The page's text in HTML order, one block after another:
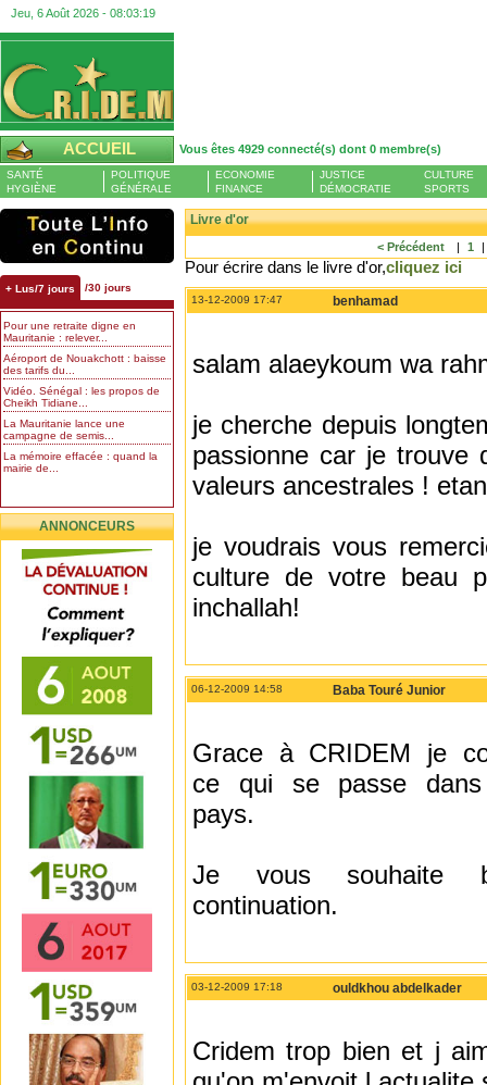
Jeu, 6 Août 2026 - 08:03:20
ACCUEIL Vous êtes 4929 connecté(s) dont 0 membre(s)
SANTÉ
HYGIÈNE
POLITIQUE
GÉNÉRALE
ECONOMIE
FINANCE
JUSTICE
DÉMOCRATIE
CULTURE
SPORTS
+ Lus/7 jours /30 jours
Pour une retraite digne en
Mauritanie : relever...
Aéroport de Nouakchott : baisse
des tarifs du...
Vidéo. Sénégal : les propos de
Cheikh Tidiane...
La Mauritanie lance une
campagne de semis...
La mémoire effacée : quand la
mairie de...
ANNONCEURS
Livre d'or
< Précédent | 1
Pour écrire dans le livre d'or,cliquez ici
13-12-2009 17:47 benhamad
salam alaeykoum wa
je cherche depuis
passionne car je trouve
valeurs ancestrales !
je voudrais vous
culture de votre beau
inchallah!
06-12-2009 14:58 Baba Touré Junior
Grace à CRIDEM je
ce qui se passe
pays.
Je vous souhaite
continuation.
03-12-2009 17:18 ouldkhou abdelkader
Cridem trop bien et j